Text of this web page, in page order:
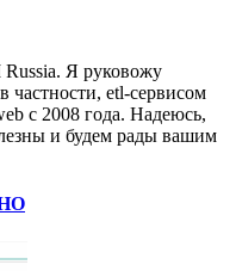
Я руковожу
частности, etl-сервисом
с 2008 года. Надеюсь,
и будем рады вашим